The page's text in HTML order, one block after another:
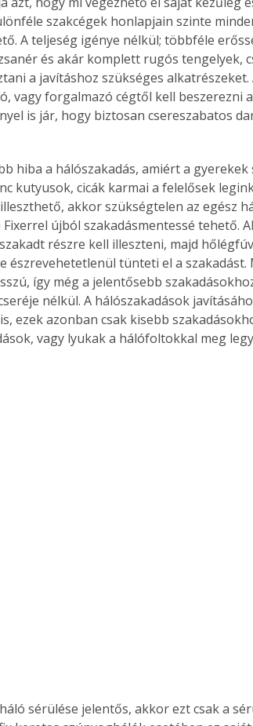
szakcégek honlapjain szinte
A teljeség igénye nélkül; többféle
és akár komplett rugós tengelyek,
a javításhoz szükséges
vagy forgalmazó cégtől kell beszerezni
is jár, hogy biztosan csereszabatos
hiba a hálószakadás, amiért a
kutyusok, cicák karmai a felelősek
akkor szükségtelen az egész
újból szakadásmentessé tehető.
részre kell illeszteni, majd
észrevehetetlenül tünteti el a szakadást.
így még a jelentősebb
nélkül. A hálószakadások
ezek azonban csak kisebb
vagy lyukak a hálófoltokkal meg
sérülése jelentős, akkor ezt csak a